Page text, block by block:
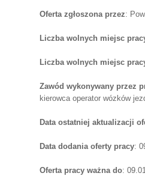
Oferta zgłoszona przez:
Liczba wolnych miejsc
Liczba wolnych miejsc
Zawód wykonywany przez
kierowca operator wózków
Data ostatniej aktualizacji
Data dodania oferty pracy:
Oferta pracy ważna do: